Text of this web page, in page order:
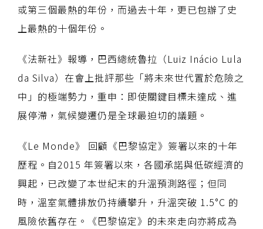
或第三個最熱的年份，而過去十年，更已包辦了史
上最熱的十個年份。
《法新社》報導，巴西總統魯拉（Luiz Inácio Lula
da Silva）在會上批評那些「將未來世代置於危險之
中」的極端勢力，重申：即使關鍵目標未達成、進
展停滯，氣候變遷仍是全球最迫切的議題。
《Le Monde》 回顧《巴黎協定》簽署以來的十年
歷程。自2015 年簽署以來，各國承諾與低碳經濟的
興起，已改變了本世紀末的升溫預測路徑；但同
時，溫室氣體排放仍持續攀升，升溫突破 1.5°C 的
風險依舊存在。《巴黎協定》的未來走向亦將成為